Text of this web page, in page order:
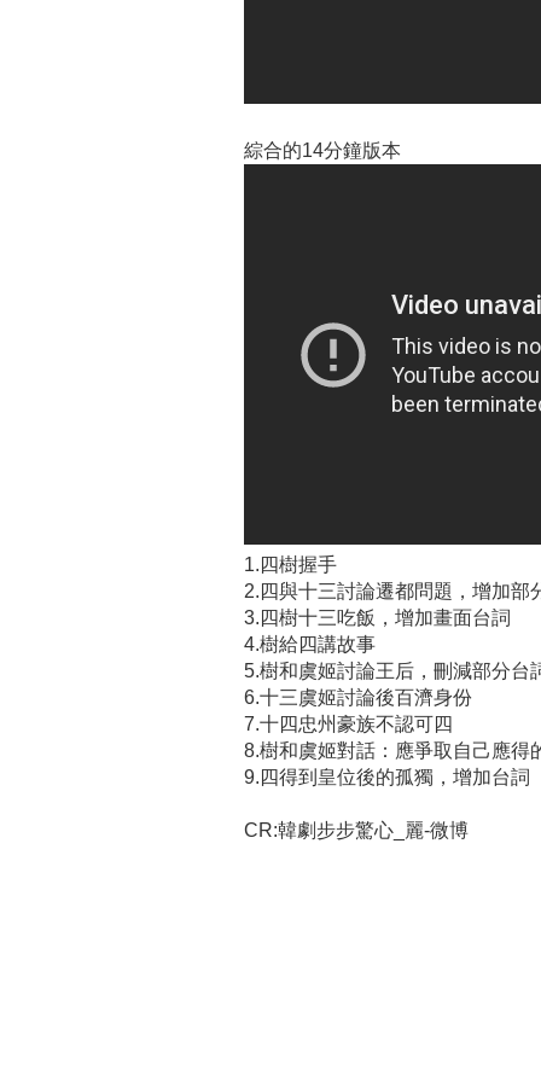
綜合的14分鐘版本
1.四樹握手
2.四與十三討論遷都問題，增加部
3.四樹十三吃飯，增加畫面台詞
4.樹給四講故事
5.樹和虞姬討論王后，刪減部分台
6.十三虞姬討論後百濟身份
7.十四忠州豪族不認可四
8.樹和虞姬對話：應爭取自己應得
9.四得到皇位後的孤獨，增加台詞
CR:韓劇步步驚心_麗-微博